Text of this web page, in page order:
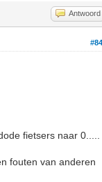
Antwoord
#84
fietsers naar 0.....
fouten van anderen